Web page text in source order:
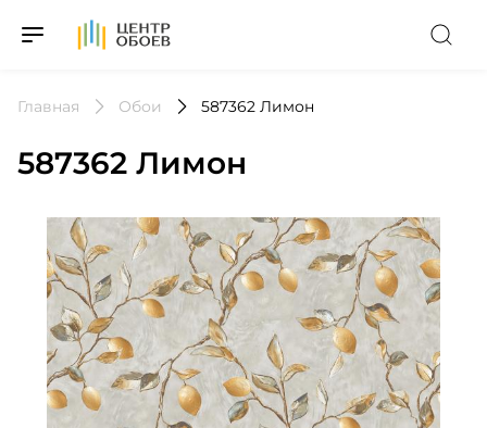
На Главную
Главная Обои 587362 Лимон
587362 Лимон